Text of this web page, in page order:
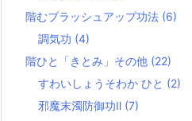
階むブラッシュアップ功法 (6)
調気功 (4)
階ひと「きとみ」その他 (22)
すわいしょうそわか ひと (2)
邪魔末濁防御功Ⅱ (7)